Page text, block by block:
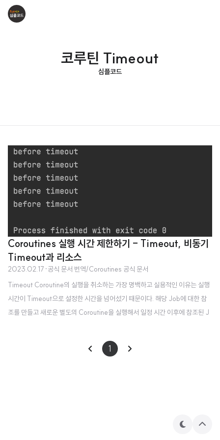
코루틴 Timeout
심플코드
Coroutines 실행 시간 제한하기 - Timeout, 비동기
Timeout과 리소스
2023.02.17 ·공식 문서 번역/Coroutines 공식 문서
Timeout Coroutine의 실행을 취소하는 가장 명백하고 실용적인 이유는 실행
시간이 Timeout으로 설정한 시간을 넘어섰기 때문이다. 해당 Job에 대한 참
조를 만들고 새로운 별도의 Coroutine을 실행해서 일정 시간 이후에 참조된 J
가 이미 만들어져 있다. 다음 예를 보자. import kotlinx.coroutines.* fun mai
n() = runBlocking { withTimeout(1300L) { repeat(1000) { i -> print
1
테
상